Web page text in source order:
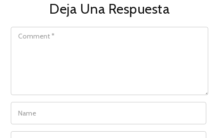
Deja Una Respuesta
COMMENT
NAME
EMAIL